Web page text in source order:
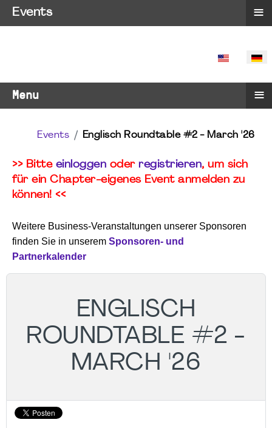
SPRACHE
Menu ≡
Events Englisch Roundtable #2 - March '26
>> Bitte einloggen oder registrieren, um sich
für ein Chapter-eigenes Event anmelden zu
können! <<
Weitere Business-Veranstaltungen unserer Sponsoren
finden Sie in unserem Sponsoren- und
Partnerkalender
ENGLISCH
ROUNDTABLE #2 -
MARCH '26
Events ≡